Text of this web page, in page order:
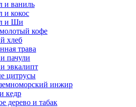
и ваниль
и кокос
и Ши
кофе
хлеб
трава
пачули
эвкалипт
цитрусы
инжир
кедр
дерево и табак